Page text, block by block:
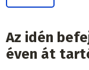
Az idén
éven át